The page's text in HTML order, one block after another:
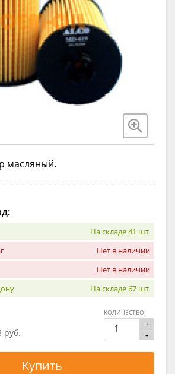
масляный.
На складе 41 шт.
Нет в наличии
Нет в наличии
На складе 67 шт.
руб.
+
-
КОЛИЧЕСТВО:
Купить